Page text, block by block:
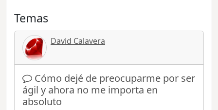
Temas
David Calavera
Cómo dejé de preocuparme por ser
ágil y ahora no me importa en
absoluto